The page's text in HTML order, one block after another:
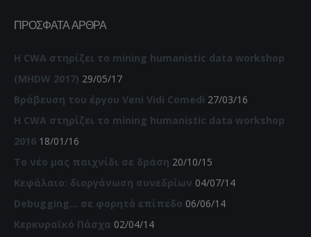
ΠΡΌΣΦΑΤΑ ΆΡΘΡΑ
Η CWA στηρίζει το mining humanistic data workshop
(MHDW 2017) 29/05/17
Βράβευση του έργου Veni Vidi Comedi 27/03/16
Η CWA στηρίζει το mining humanistic data workshop
2016 18/01/16
Το νέο μας παιχνίδι σε δράση 20/10/15
Κεφάλαιο: διοργάνωση συνεδρίων 04/07/14
Debugging… σε φορητό επίπεδο 06/06/14
Κερκυραϊκό Πάσχα 02/04/14